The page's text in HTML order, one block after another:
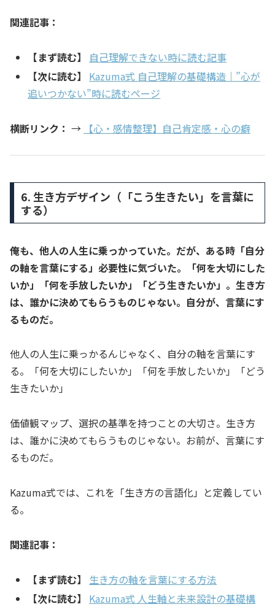
関連記事：
【まず読む】
自己理解できない時に読む記事
【次に読む】
Kazuma式 自己理解の基礎構造｜”心が
追いつかない”時に読むページ
横断リンク： → 【心・感情整理】自己肯定感・心の癖
6. 生き方デザイン（「こう生きたい」を言葉に
する）
俺も、他人の人生に乗っかっていた。だが、ある時「自分
の軸を言葉にする」必要性に気づいた。「何を大切にした
いか」「何を手放したいか」「どう生きたいか」。生き方
は、誰かに決めてもらうものじゃない。自分が、言葉にす
るものだ。
他人の人生に乗っかるんじゃなく、自分の軸を言葉にす
る。「何を大切にしたいか」「何を手放したいか」「どう
生きたいか」
価値観マップ、選択の基準を持つことの大切さ。生き方
は、誰かに決めてもらうものじゃない。お前が、言葉にす
るものだ。
Kazuma式では、これを「生き方の言語化」と定義してい
る。
関連記事：
【まず読む】
生き方の軸を言葉にする方法
【次に読む】
Kazuma式 人生軸と未来設計の基礎構